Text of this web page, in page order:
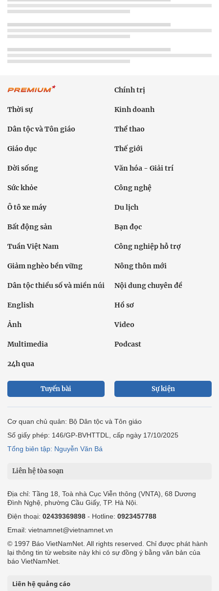
Chính trị
Thời sự Kinh doanh
Dân tộc và Tôn giáo Thể thao
Giáo dục Thế giới
Đời sống Văn hóa - Giải trí
Sức khỏe Công nghệ
Ô tô xe máy Du lịch
Bất động sản Bạn đọc
Tuần Việt Nam Công nghiệp hỗ trợ
Giảm nghèo bền vững Nông thôn mới
Dân tộc thiểu số và miền núi Nội dung chuyên đề
English Hồ sơ
Ảnh Video
Multimedia Podcast
24h qua
Tuyến bài Sự kiện
Cơ quan chủ quản: Bộ Dân tộc và Tôn giáo
Số giấy phép: 146/GP-BVHTTDL, cấp ngày 17/10/2025
Tổng biên tập: Nguyễn Văn Bá
Liên hệ tòa soạn
Địa chỉ: Tầng 18, Toà nhà Cục Viễn thông (VNTA), 68 Dương
Đình Nghệ, phường Cầu Giấy, TP. Hà Nội.
Điện thoại: 02439369898 - Hotline: 0923457788
Email: vietnamnet@vietnamnet.vn
© 1997 Báo VietNamNet. All rights reserved. Chỉ được phát hành
lại thông tin từ website này khi có sự đồng ý bằng văn bản của
báo VietNamNet.
Liên hệ quảng cáo